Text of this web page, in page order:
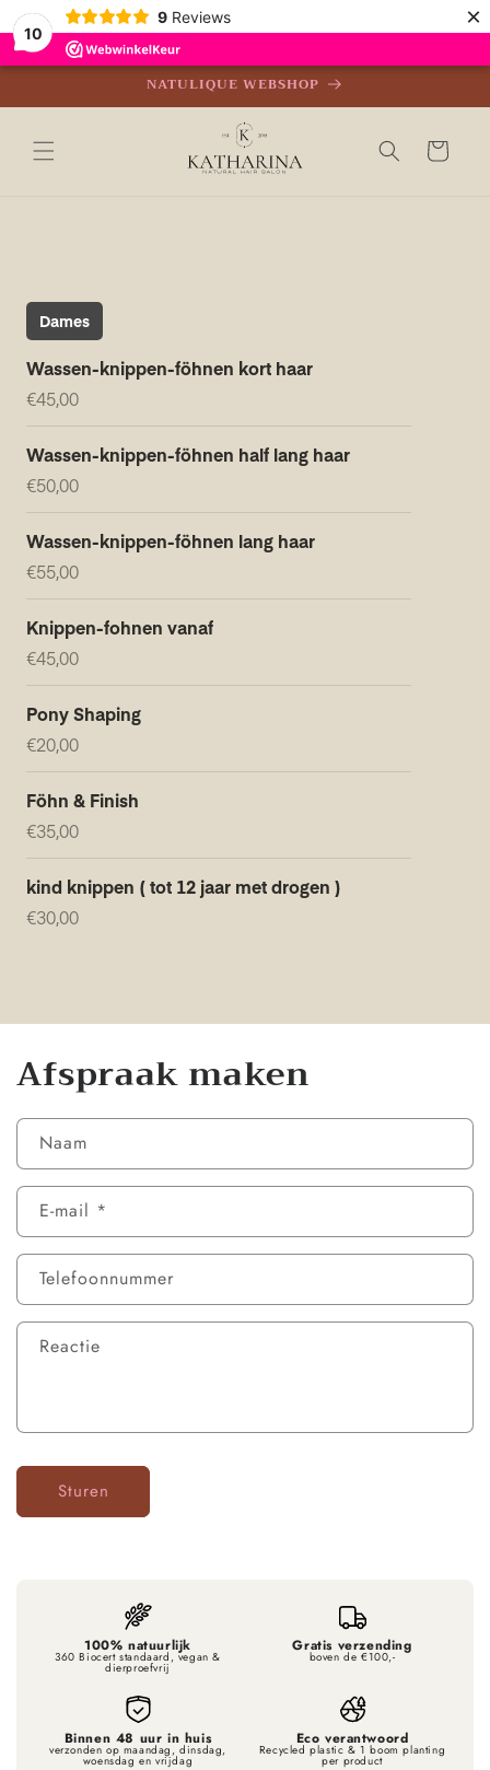
10
9 Reviews ×
Meteen
naar de
content
NATULIQUE WEBSHOP
Winkelwagen
Afspraak maken
Naam
E‑mail *
Telefoonnummer
Reactie
Sturen
100% natuurlijk
360 Biocert standaard, vegan &
dierproefvrij
Gratis verzending
boven de €100,-
Binnen 48 uur in huis
verzonden op maandag, dinsdag,
woensdag en vrijdag
Eco verantwoord
Recycled plastic & 1 boom planting
per product